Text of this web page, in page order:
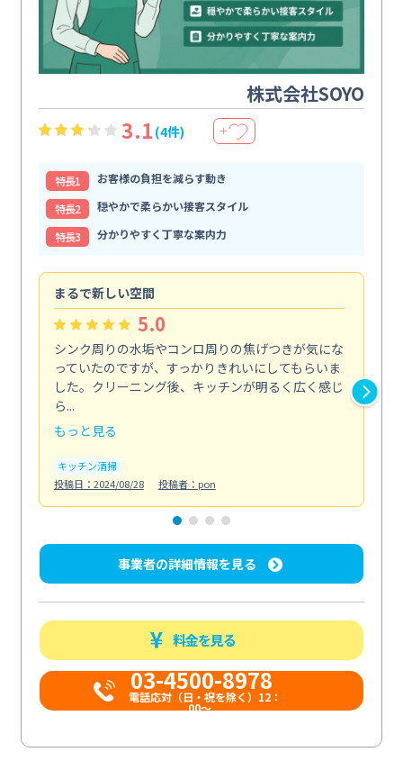
株式会社SOYO
3.1 (4件) ＋
特⻑1
お客様の負担を減らす動き
特⻑2
穏やかで柔らかい接客スタイル
特⻑3
分かりやすく丁寧な案内力
まるで新しい空間
5.0
シンク周りの水垢やコンロ周りの焦げつきが気にな
っていたのですが、すっかりきれいにしてもらいま
した。クリーニング後、キッチンが明るく広く感じ
ら...
もっと見る
キッチン清掃
投稿日：2024/08/28
投稿者：pon
事業者の詳細情報を見る
料金を見る
03-4500-8978
電話応対（日・祝を除く）12：
00～...